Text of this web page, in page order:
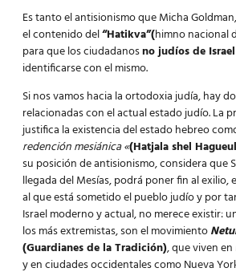
Es tanto el antisionismo que Micha
el contenido del“Hatikva”(himno nacional
para que los ciudadanosno judíos de Israel
identificarse con el mismo.
Si nos vamos hacia la ortodoxia judía, hay
relacionadas con el actual estado judío. La
justifica la existencia del estado hebreo
redención mesiánica «(Hatjala shel
su posición de antisionismo, considera que
llegada del Mesías, podrá poner fin al exilio,
al que está sometido el pueblo judío y por
Israel moderno y actual, no merece existir:
los más extremistas, son el movimiento
(Guardianes de la Tradición), que viven en
y en ciudades occidentales como Nueva